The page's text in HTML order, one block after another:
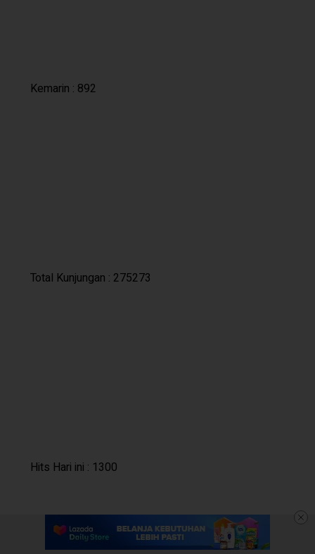
Kemarin : 892
Total Kunjungan : 275273
Hits Hari ini : 1300